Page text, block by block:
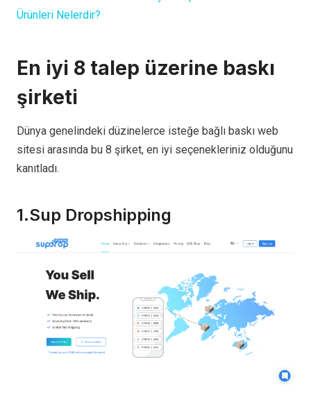
Ürünleri Nelerdir?
En iyi 8 talep üzerine baskı
şirketi
Dünya genelindeki düzinelerce isteğe bağlı baskı web
sitesi arasında bu 8 şirket, en iyi seçenekleriniz olduğunu
kanıtladı.
1.Sup Dropshipping